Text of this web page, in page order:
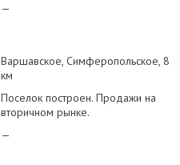
—
Варшавское Симферопольское 8
км
Поселок построен. Продажи на
вторичном рынке.
—